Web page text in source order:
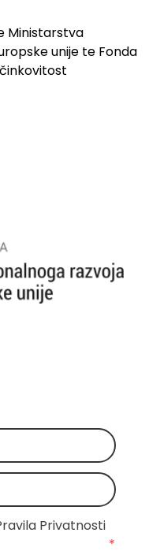
Ministarstva
unije te Fonda
Privatnosti
*